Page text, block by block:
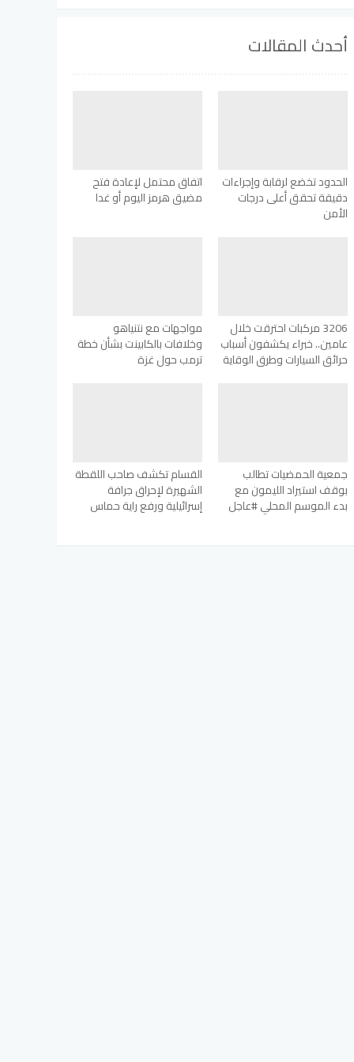
أحدث المقالات
الحدود تخضع لرقابة وإجراءات
دقيقة تحقق أعلى درجات
الأمن
اتفاق محتمل لإعادة فتح
مضيق هرمز اليوم أو غدا
3206 مركبات احترقت خلال
عامين.. خبراء يكشفون أسباب
حرائق السيارات وطرق الوقاية
مواجهات مع نتنياهو
وخلافات بالكابينت بشأن خطة
ترمب حول غزة
جمعية الحمضيات تطالب
بوقف استيراد الليمون مع
بدء الموسم المحلي #عاجل
القسام تكشف صاحب اللقطة
الشهيرة لإحراق جرافة
إسرائيلية ورفع راية حماس